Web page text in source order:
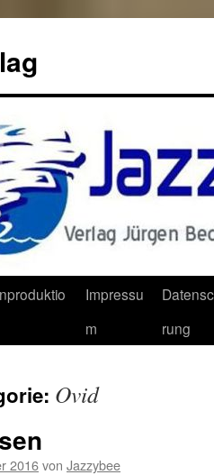
Impressu
m
rung
Ovid
2016von Jazzybee